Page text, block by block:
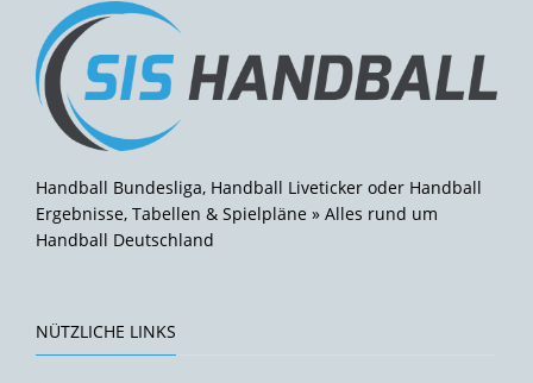
Handball Bundesliga, Handball Liveticker oder Handball
Ergebnisse, Tabellen & Spielpläne » Alles rund um
Handball Deutschland
NÜTZLICHE LINKS